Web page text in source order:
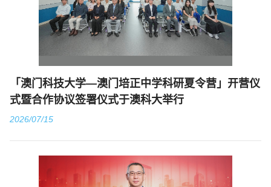
「澳门科技大学—澳门培正中学科研夏令营」开营仪
式暨合作协议签署仪式于澳科大举行
2026/07/15